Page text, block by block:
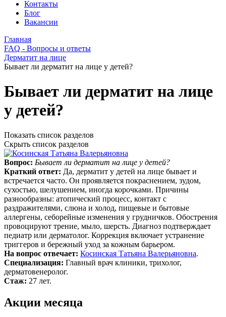
Контакты
Блог
Вакансии
Главная
FAQ - Вопросы и ответы
Дерматит на лице
Бывает ли дерматит на лице у детей?
Бывает ли дерматит на лице
у детей?
Показать список разделов
Скрыть список разделов
Вопрос: Бывает ли дерматит на лице у детей?
Краткий ответ: Да, дерматит у детей на лице бывает и
встречается часто. Он проявляется покраснением, зудом,
сухостью, шелушением, иногда корочками. Причины
разнообразны: атопический процесс, контакт с
раздражителями, слюна и холод, пищевые и бытовые
аллергены, себорейные изменения у грудничков. Обострения
провоцируют трение, мыло, шерсть. Диагноз подтверждает
педиатр или дерматолог. Коррекция включает устранение
триггеров и бережный уход за кожным барьером.
На вопрос отвечает: Косинская Татьяна Валерьяновна.
Специализация: Главный врач клиники, трихолог,
дерматовенеролог.
Стаж: 27 лет.
Акции месяца